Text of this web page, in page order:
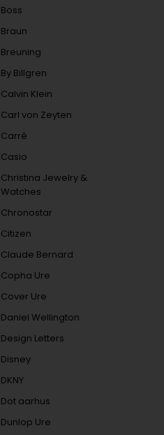
Boss
Braun
Breuning
By Billgren
Calvin Klein
Carl von Zeyten
Carré
Casio
Christina Jewelry &
Watches
Chronostar
Citizen
Claude Bernard
Copha Ure
Cover Ure
Daniel Wellington
Design Letters
Disney
DKNY
Dot aarhus
Dunlop Ure